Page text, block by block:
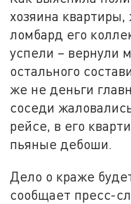
хозяина
ломбард его
успели – вернули
остального
же не деньги
соседи
рейсе, в его
пьяные дебоши.
Дело о краже
сообщает пресс-